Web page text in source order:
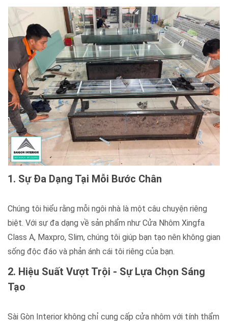
1. Sự Đa Dạng Tại Mỗi Bước Chân
Chúng tôi hiểu rằng mỗi ngôi nhà là một câu chuyện riêng
biệt. Với sự đa dạng về sản phẩm như Cửa Nhôm Xingfa
Class A, Maxpro, Slim, chúng tôi giúp bạn tạo nên không gian
sống độc đáo và phản ánh cái tôi riêng của bạn.
2. Hiệu Suất Vượt Trội - Sự Lựa Chọn Sáng
Tạo
Sài Gòn Interior không chỉ cung cấp cửa nhôm với tính thẩm